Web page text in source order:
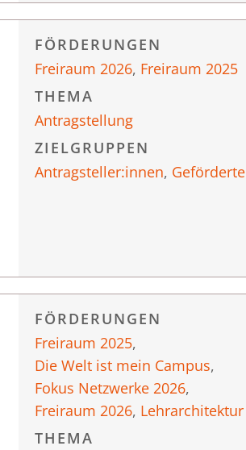
FÖRDERUNGEN
Freiraum 2026, Freiraum 2025
THEMA
Antragstellung
ZIELGRUPPEN
Antragsteller:innen, Geförderte
FÖRDERUNGEN
Freiraum 2025,
Die Welt ist mein Campus,
Fokus Netzwerke 2026,
Freiraum 2026, Lehrarchitektur
THEMA